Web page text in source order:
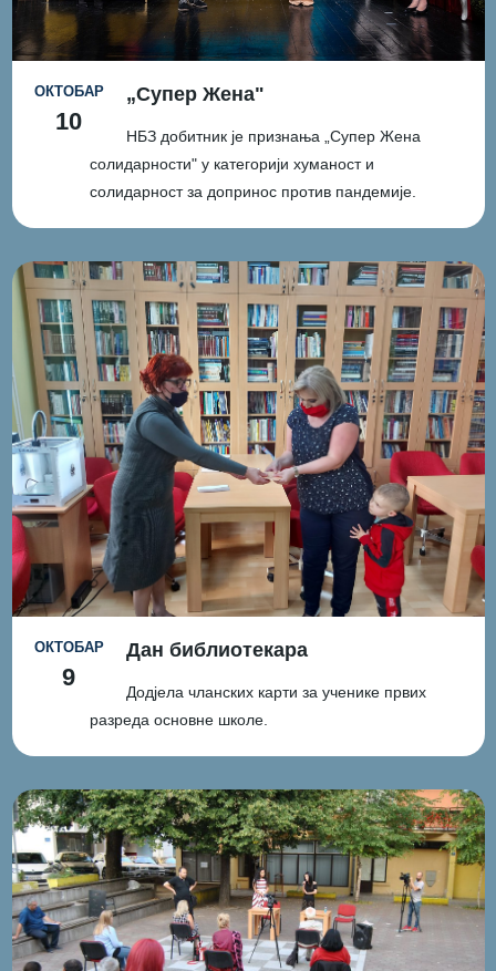
ОКТОБАР
10
„Супер Жена"
НБЗ добитник је признања „Супер Жена
солидарности" у категорији хуманост и
солидарност за допринос против пандемије.
ОКТОБАР
9
Дан библиотекара
Додјела чланских карти за ученике првих
разреда основне школе.